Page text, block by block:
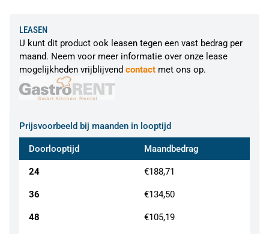
LEASEN
U kunt dit product ook leasen tegen een vast bedrag per
maand. Neem voor meer informatie over onze lease
mogelijkheden vrijblijvend contact met ons op.
Prijsvoorbeeld bij maanden in looptijd
Doorlooptijd
24
36
48
Maandbedrag
€188,71
€134,50
€105,19